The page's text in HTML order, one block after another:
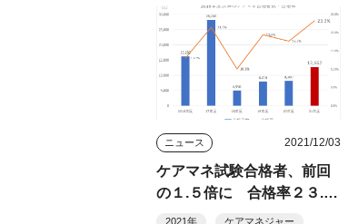
ニュース 2021/12/03
ケアマネ試験合格者、前回
の１.５倍に 合格率２３.
３%
2021年 ケアマネジャー